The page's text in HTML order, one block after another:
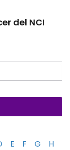
del NCI
E F G
H